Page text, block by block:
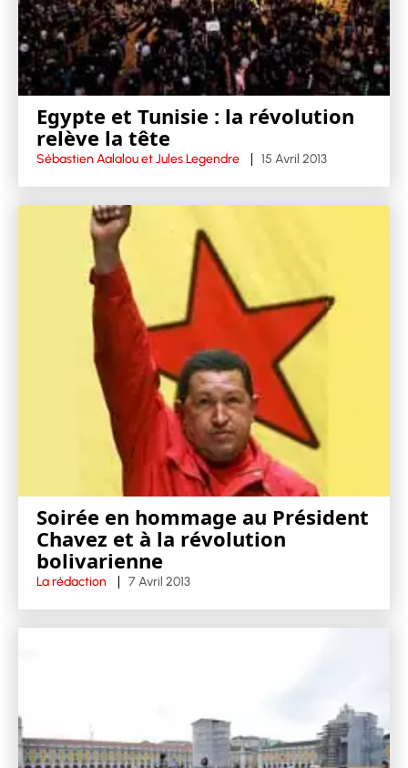
Egypte et Tunisie : la révolution
relève la tête
Sébastien Aalalou et Jules Legendre 15 Avril 2013
Soirée en hommage au Président
Chavez et à la révolution
bolivarienne
La rédaction 7 Avril 2013